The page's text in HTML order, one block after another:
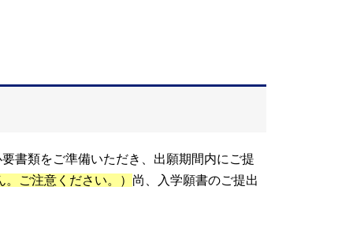
書類をご準備いただき、出願期間内にご提
ご注意ください。） 尚、入学願書のご提出